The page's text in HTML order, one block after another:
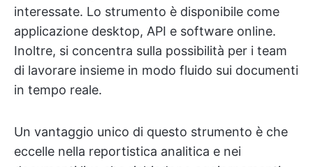
interessate. Lo strumento è disponibile come
applicazione desktop, API e software online.
Inoltre, si concentra sulla possibilità per i team
di lavorare insieme in modo fluido sui documenti
in tempo reale.
Un vantaggio unico di questo strumento è che
eccelle nella reportistica analitica e nei